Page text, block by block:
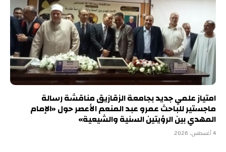
امتياز علمي جديد بجامعة الزقازيق مناقشة رسالة
ماجستير للباحث عمرو عبد المنعم الأعصر حول «الإمام
المهدي بين الرؤيتين السنية والشيعية»
4 أغسطس، 2026